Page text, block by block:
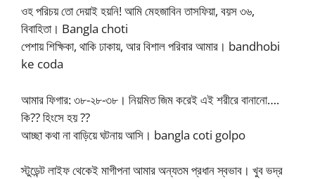
ওহ পরিচয় তো দেয়াই হয়নি! আমি মেহজাবিন তাসফিয়া, বয়স ৩৬,
বিবাহিতা। Bangla choti
পেশায় শিক্ষিকা, থাকি ঢাকায়, আর বিশাল পরিবার আমার। bandhobi
ke coda
আমার ফিগার: ৩৮-২৮-৩৮। নিয়মিত জিম করেই এই শরীরে বানানো….
কি?? হিংসে হয় ??
আচ্ছা কথা না বাড়িয়ে ঘটনায় আসি। bangla coti golpo
স্টুডেন্ট লাইফ থেকেই মাগীপনা আমার অন্যতম প্রধান স্বভাব। খুব ভদ্র